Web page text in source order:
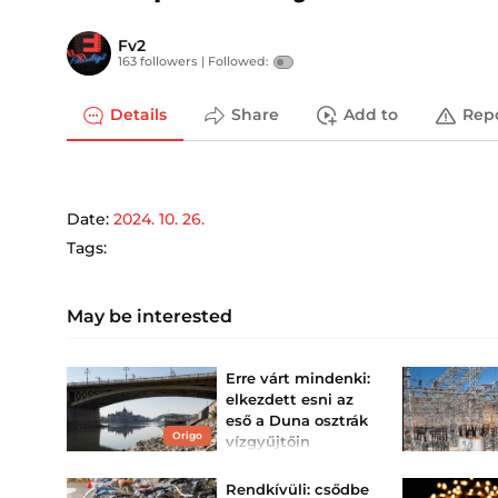
Fv2
163 followers | Followed:
Details Share Add to
Date: 2024. 10. 26.
Tags:
May be interested
Origo
Erre várt mindenki:
elkezdett esni az
eső a Duna osztrák
vízgyűjtőin
vízszintemelkedést
Rendkívüli: csődbe